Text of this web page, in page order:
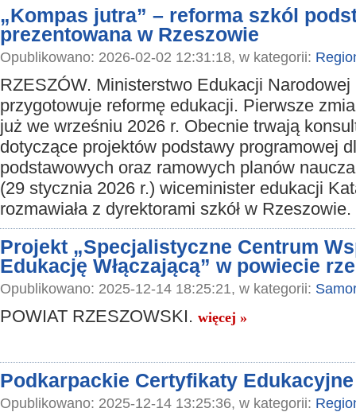
„Kompas jutra” – reforma szkól
prezentowana w Rzeszowie
Opublikowano: 2026-02-02 12:31:18, w kategorii:
RZESZÓW. Ministerstwo Edukacji Narodowej
przygotowuje reformę edukacji. Pierwsze
już we wrześniu 2026 r. Obecnie trwają
dotyczące projektów podstawy programowej
podstawowych oraz ramowych planów
(29 stycznia 2026 r.) wiceminister edukacji
rozmawiała z dyrektorami szkół w Rzeszowie.
Projekt „Specjalistyczne Centrum
Edukację Włączającą” w powiecie
Opublikowano: 2025-12-14 18:25:21, w kategorii:
POWIAT RZESZOWSKI. więcej »
Podkarpackie Certyfikaty
Opublikowano: 2025-12-14 13:25:36, w kategorii: